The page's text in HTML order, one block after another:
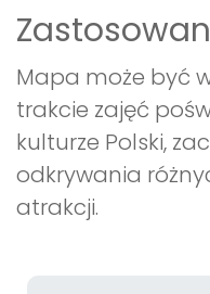
Mapa może być
trakcie zajęć
kulturze Polski,
odkrywania
atrakcji.